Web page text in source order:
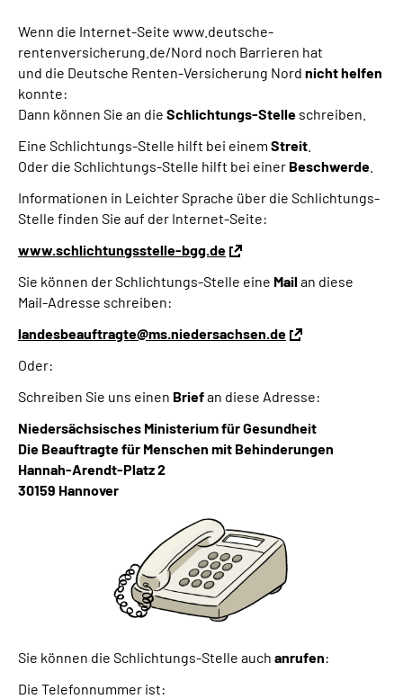
Wenn die Internet-Seite www.deutsche-
rentenversicherung.de/Nord noch Barrieren hat
und die Deutsche Renten-Versicherung Nord nicht helfen
konnte:
Dann können Sie an die Schlichtungs-Stelle schreiben.
Eine Schlichtungs-Stelle hilft bei einem Streit
Oder die Schlichtungs-Stelle hilft bei einer Beschwerde
Informationen in Leichter Sprache über die Schlichtungs-
Stelle finden Sie auf der Internet-Seite:
www.schlichtungsstelle-bgg.de
Sie können der Schlichtungs-Stelle eine Mailan diese
Mail-Adresse schreiben:
landesbeauftragte@ms.niedersachsen.de
Oder:
Schreiben Sie uns einen Briefan diese Adresse:
Niedersächsisches Ministerium für Gesundheit
Die Beauftragte für Menschen mit Behinderungen
Hannah-Arendt-Platz 2
30159 Hannover
Sie können die Schlichtungs-Stelle auch anrufen:
Die Telefonnummer ist: